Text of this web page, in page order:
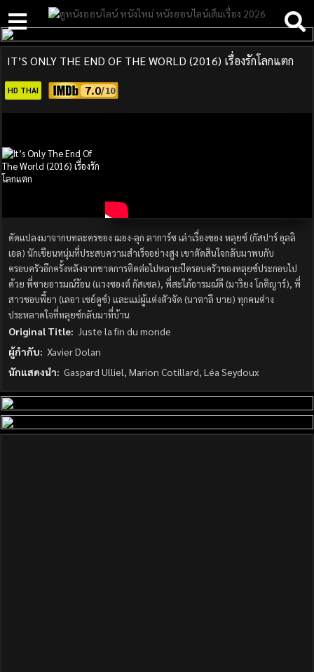
IT’S ONLY THE END OF THE WORLD (2016) เรื่องรักโลกแตก
HD THAI 7.0
ดัดแปลงมาจากบทละครของ ฌอง-ลุก ลาการ์ซ เล่าเรื่องของ หลุยซ์ (กัสปาร์ อุลลิ
เอล) นักเขียนหนุ่มที่ประสบความสำเร็จอย่างสูง เขาตัดสินใจกลับมาพบกับ
ครอบครัวอีกครั้งหลังจากขาดการติดต่อไปหลายปีครอบครัวของหลุยซ์ประกอบไป
ด้วย พี่ชายอารมณ์ร้อน (แวงซองต์ กัสเซล), พี่สะใภ้อารมณ์ดี (มาริยง โกติญาร์), พี่
สาวชอบพี้ยา (เลอา เซย์ดูซ์) และแม่ผู้แต่งตัวจัด (นาตาลี บาย) ทุกคนต่าง
ประหลาดใจที่หลุยซ์กลับมาที่บ้าน
Original Title: Juste la fin du monde
ผู้กำกับ: Xavier Dolan
นักแสดงนำ: Gaspard Ulliel, Marion Cotillard, Léa Seydoux